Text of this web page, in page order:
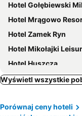
Hotel Gołębiewski
Hotel Mrągowo
Hotel Zamek Ryn
Hotel Mikołajki Leisure & SPA -
Hotel Huszcza
Hotel Mazuria
Apartamenty M&M
Wyświetl wszystkie
Porównaj ceny hoteli